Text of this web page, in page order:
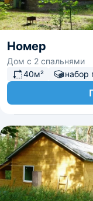
Номер
Дом с 2 спальнями
40м²
набор